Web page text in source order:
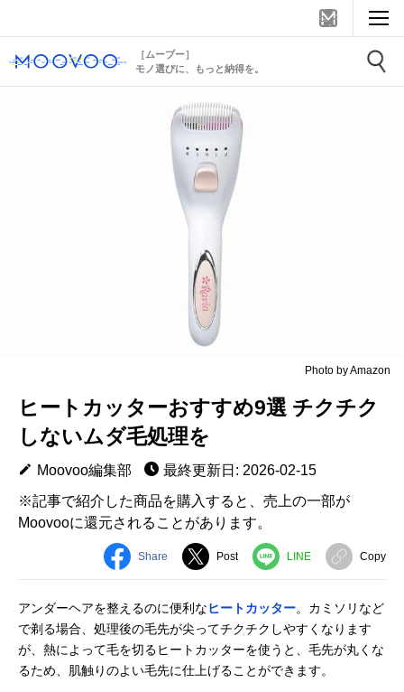
［ムーブー］
モノ選びに、もっと納得を。
Photo by Amazon
ヒートカッターおすすめ9選 チクチク
しないムダ毛処理を
Moovoo編集部
最終更新日: 2026-02-15
※記事で紹介した商品を購入すると、売上の一部が
Moovooに還元されることがあります。
Share Post LINE Copy
アンダーヘアを整えるのに便利なヒートカッター。カミソリなど
で剃る場合、処理後の毛先が尖ってチクチクしやすくなります
が、熱によって毛を切るヒートカッターを使うと、毛先が丸くな
るため、肌触りのよい毛先に仕上げることができます。